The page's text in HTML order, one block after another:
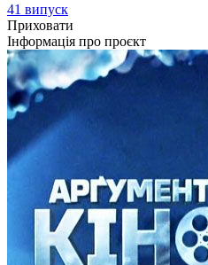
41 випуск
Приховати
Інформація про проєкт